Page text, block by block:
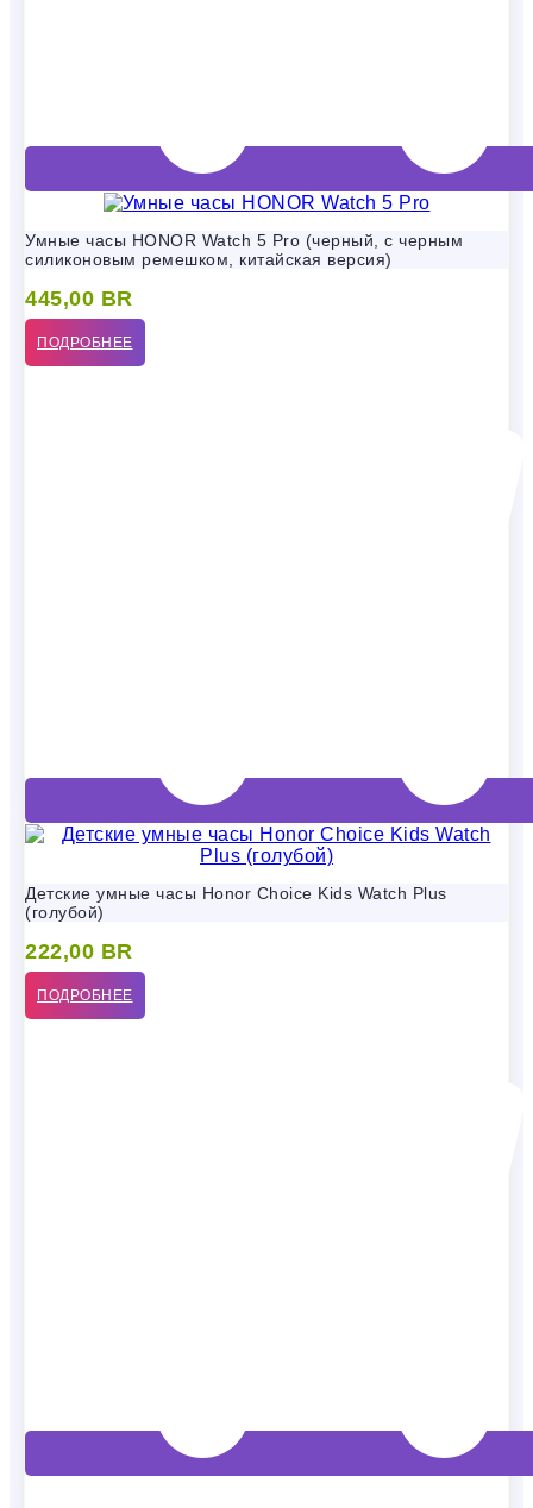
Умные часы HONOR Watch 5 Pro (черный, с черным
силиконовым ремешком, китайская версия)
445,00 BR
ПОДРОБНЕЕ
Детские умные часы Honor Choice Kids Watch Plus
(голубой)
222,00 BR
ПОДРОБНЕЕ